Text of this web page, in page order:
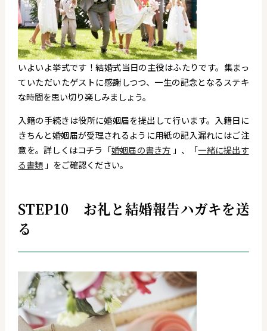
いよいよ挙式です！結婚式当日の主役はふたりです。集まっ
ていただいたゲストに感謝しつつ、一生の記念となるステキ
な時間を思い切り楽しみましょう。
入籍の手続きは役所に婚姻届を提出して行います。入籍日に
きちんと婚姻届が受理されるように用紙の記入漏れにはご注
意を。詳しくはコチラ「婚姻届の書き方 」、「一緒に提出す
る書類 」をご確認ください。
STEP10 お礼と結婚報告ハガキを送
る